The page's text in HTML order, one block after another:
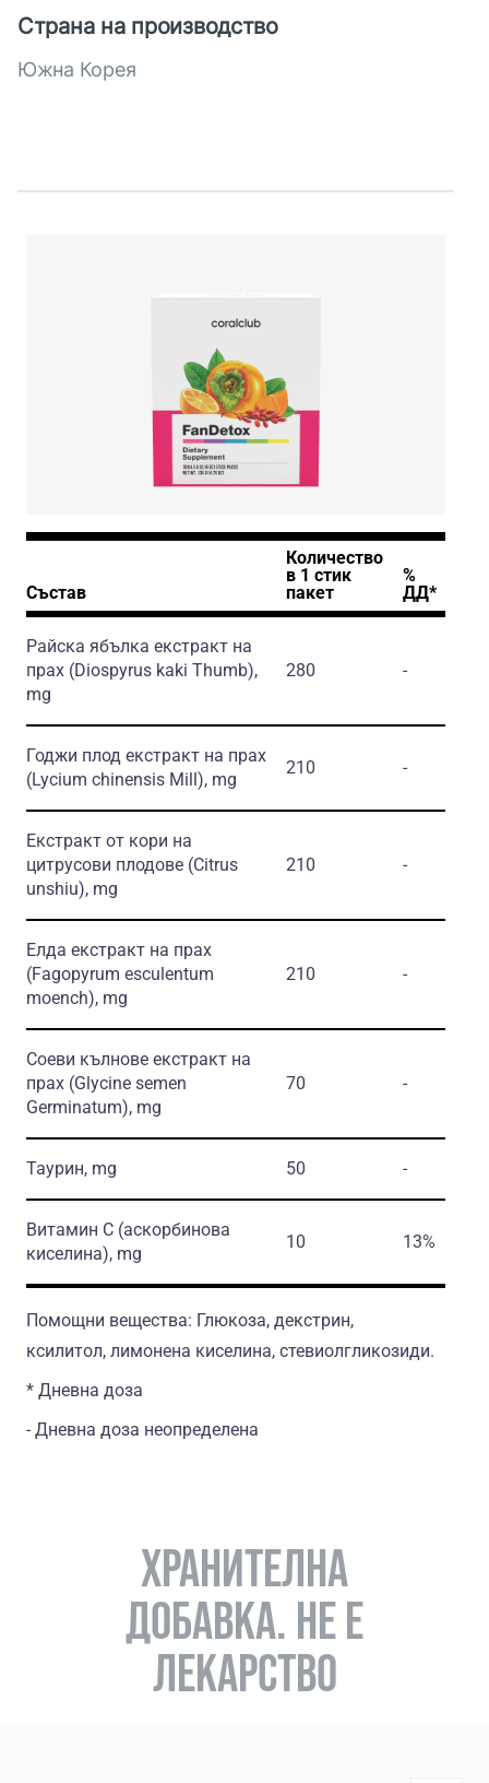
Страна на производство
Южна Корея
Състав
Количество
в 1 стик
пакет
%
ДД*
Райска ябълка екстракт на
прах (Diospyrus kaki Thumb),
mg
280 -
Годжи плод екстракт на прах
(Lycium chinensis Mill), mg
210 -
Екстракт от кори на
цитрусови плодове (Citrus
unshiu), mg
210 -
Елда екстракт на прах
(Fagopyrum esculentum
moench), mg
210 -
Соеви кълнове екстракт на
прах (Glycine semen
Germinatum), mg
70 -
Таурин, mg 50 -
Витамин С (аскорбинова
киселина), mg
10 13%
Помощни вещества: Глюкоза, декстрин,
ксилитол, лимонена киселина, стевиолгликозиди.
* Дневна доза
- Дневна доза неопределена
ХРАНИТЕЛНА
ДОБАВКА. НЕ Е
ЛЕКАРСТВО